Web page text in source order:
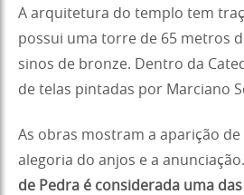
A arquitetura do templo tem
possui uma torre de 65 metros
sinos de bronze. Dentro da
de telas pintadas por Marciano
As obras mostram a aparição de
alegoria do anjos e a
de Pedra é considerada uma